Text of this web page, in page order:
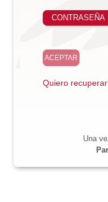
CONTRASEÑA
Quiero
Una